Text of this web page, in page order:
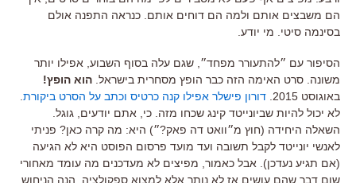
הם משבצים אותם ולמה הם דוחים אותם. כנראה התפנה אולם
בסינמה סיטי. מי יודע.
הסיפור עם ״להתעורר מפחד״, שגם עלה בסוף השבוע, אפילו יותר
משונה. סרט האימה הזה כבר הופץ מסחרית בישראל. הוא הופץ!
באוגוסט 2015.
דורון פישלר אפילו קנה כרטיס וכתב על הסרט ביקורת
לא יכול להיות שביונייטד קינג שכחו מזה. כי, אתם יודעים, גוגל.
השאלה היחידה (חוץ מ״וואט דה פאק?״) היא: מה קרה כאן? פניתי
לאנשי יונייטד לקבל תשובה ועד מועד פרסום הפוסט היא לא הגיעה
(אם תגיע נעדכן). אבל כאמור, מפיצים לא מעדכנים מה עומד מאחורי
שום דבר שהם עושים אז לא נותר אלא למצוא ספקולציה. הנה הניחוש